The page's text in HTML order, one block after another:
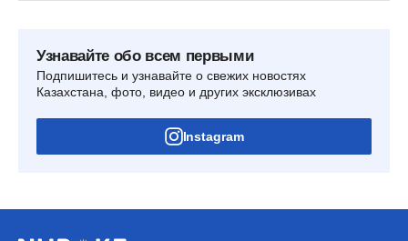
Узнавайте обо всем первыми
Подпишитесь и узнавайте о свежих новостях
Казахстана, фото, видео и других эксклюзивах
Instagram